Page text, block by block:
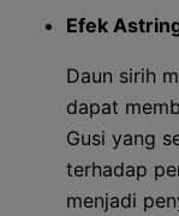
Efek
Daun sirih
dapat
Gusi yang
terhadap
menjadi